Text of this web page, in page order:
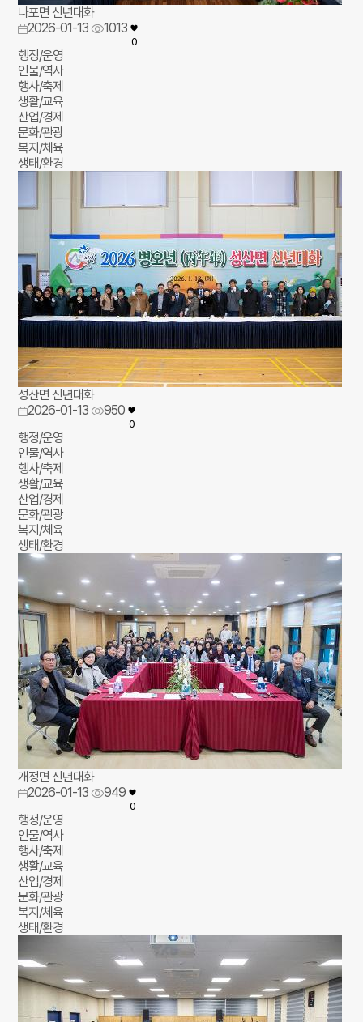
나포면 신년대화
2026-01-13
1013
0
행정/운영
인물/역사
행사/축제
생활/교육
산업/경제
문화/관광
복지/체육
생태/환경
성산면 신년대화
2026-01-13
950
0
행정/운영
인물/역사
행사/축제
생활/교육
산업/경제
문화/관광
복지/체육
생태/환경
개정면 신년대화
2026-01-13
949
0
행정/운영
인물/역사
행사/축제
생활/교육
산업/경제
문화/관광
복지/체육
생태/환경